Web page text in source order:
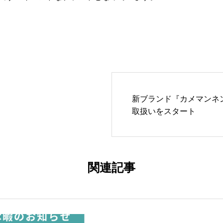
新ブランド『カメマンネ
取扱いをスタート
関連記事